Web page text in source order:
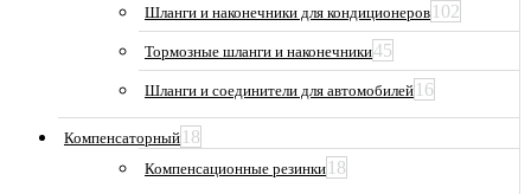
Шланги и наконечники для кондиционеров 102
Тормозные шланги и наконечники45
Шланги и соединители для автомобилей 16
Компенсаторный 18
Компенсационные резинки 18